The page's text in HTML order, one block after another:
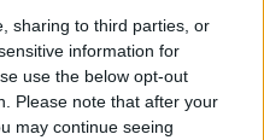
sharing to third parties, or
information for
use the below opt-out
Please note that after your
may continue seeing
távozik a Sepsi